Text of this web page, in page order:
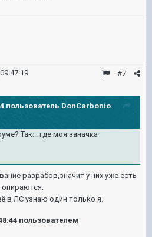
#7
пользователь DonCarbonio
Так... где моя заначка
разрабов,значит у них уже есть
в ЛС узнаю один только я.
пользователем